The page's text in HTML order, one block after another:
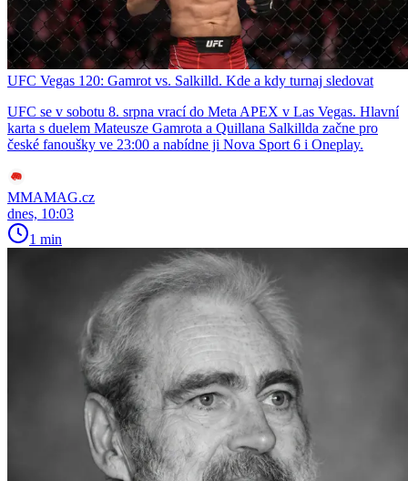
UFC Vegas 120: Gamrot vs. Salkilld. Kde a kdy turnaj sledovat
UFC se v sobotu 8. srpna vrací do Meta APEX v Las Vegas. Hlavní
karta s duelem Mateusze Gamrota a Quillana Salkillda začne pro
české fanoušky ve 23:00 a nabídne ji Nova Sport 6 i Oneplay.
MMAMAG.cz
dnes, 10:03
1 min